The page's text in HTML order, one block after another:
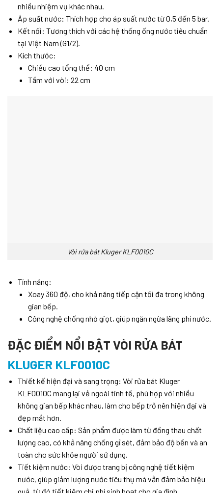
nhiều nhiệm vụ khác nhau.
Áp suất nước: Thích hợp cho áp suất nước từ 0,5 đến 5 bar.
Kết nối: Tương thích với các hệ thống ống nước tiêu chuẩn
tại Việt Nam (G1/2).
Kích thước:
Chiều cao tổng thể: 40 cm
Tầm với vòi: 22 cm
Vòi rửa bát Kluger KLF0010C
Tính năng:
Xoay 360 độ, cho khả năng tiếp cận tối đa trong không
gian bếp.
Công nghệ chống nhỏ giọt, giúp ngăn ngừa lãng phí nước.
ĐẶC ĐIỂM NỔI BẬT VÒI RỬA BÁT
KLUGER KLF0010C
Thiết kế hiện đại và sang trọng: Vòi rửa bát Kluger
KLF0010C mang lại vẻ ngoài tinh tế, phù hợp với nhiều
không gian bếp khác nhau, làm cho bếp trở nên hiện đại và
đẹp mắt hơn.
Chất liệu cao cấp: Sản phẩm được làm từ đồng thau chất
lượng cao, có khả năng chống gỉ sét, đảm bảo độ bền và an
toàn cho sức khỏe người sử dụng.
Tiết kiệm nước: Vòi được trang bị công nghệ tiết kiệm
nước, giúp giảm lượng nước tiêu thụ mà vẫn đảm bảo hiệu